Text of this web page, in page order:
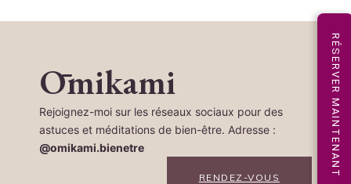
Ōmikami
Rejoignez-moi sur les réseaux sociaux pour des
astuces et méditations de bien-être. Adresse :
@omikami.bienetre
RENDEZ-VOUS RÉSERVER MAINTENANT